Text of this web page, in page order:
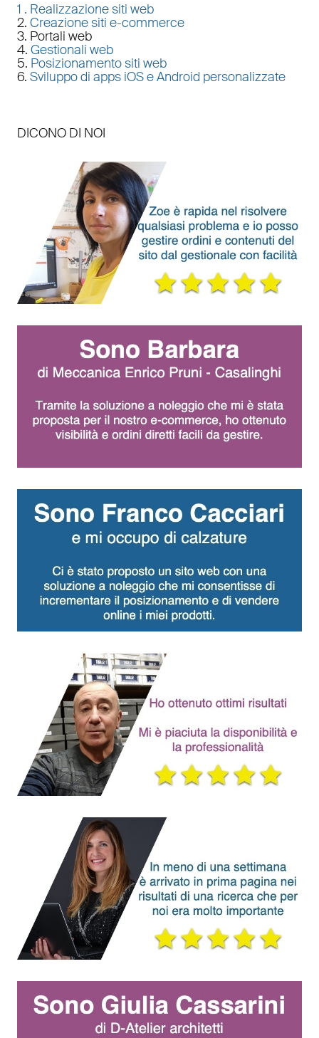
1 . Realizzazione siti web
2. Creazione siti e-commerce
3. Portali web
4. Gestionali web
5. Posizionamento siti web
6. Sviluppo di apps iOS e Android personalizzate
DICONO DI NOI